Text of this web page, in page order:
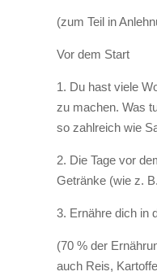
(zum Teil in
Vor dem Start
1. Du hast viele
zu machen. Was
so zahlreich wie
2. Die Tage vor
Getränke (wie z.
3. Ernähre dich in
(70 % der
auch Reis,